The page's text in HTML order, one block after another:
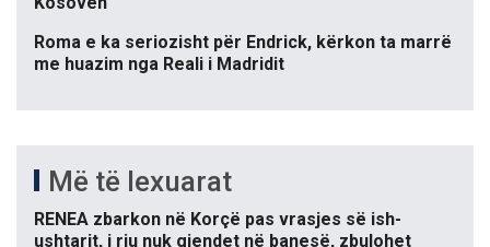
Roma e ka seriozisht për Endrick, kërkon ta marrë
me huazim nga Reali i Madridit
Më të lexuarat
RENEA zbarkon në Korçë pas vrasjes së ish-
ushtarit, i riu nuk gjendet në banesë, zbulohet